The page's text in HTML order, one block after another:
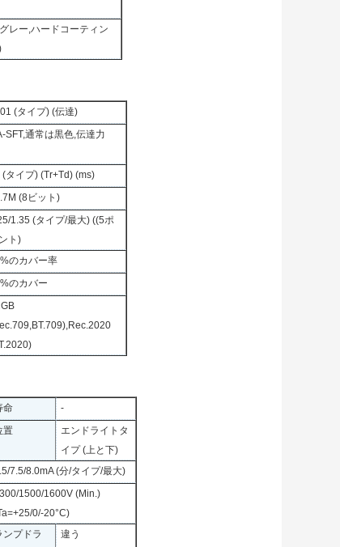
レー,ハードコーティン
(タイプ) (伝達)
SFT,通常は黒色,伝達力
(タイプ) (Tr+Td) (ms)
(8ビット)
1.35 (タイプ/最大) ((5ポ
ト)
のカバー率
のカバー
命
-
置
エンドライトタ
イプ (上と下)
7.5/8.0mA (分/タイプ/最大)
1500/1600V (Min.)
0/-20°C)
ンプドラ
違う